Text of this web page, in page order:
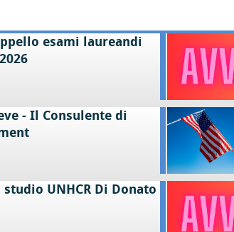
esami laureandi
- Il Consulente di
UNHCR Di Donato